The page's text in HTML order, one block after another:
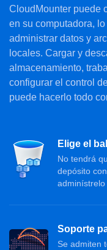
CloudMounter puede
en su computadora,
administrar datos y
locales. Cargar y
almacenamiento,
configurar el control
puede hacerlo todo
Elige el
No tendrá
depósito
adminístrelo
Soporte
Se admiten